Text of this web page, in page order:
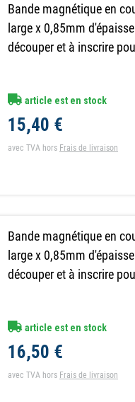
Bande magnétique en
large x 0,85mm
découper et à inscrire
article est en stock
15,40 €
avec TVA hors Frais de livraison
Bande magnétique en
large x 0,85mm
découper et à inscrire
article est en stock
16,50 €
avec TVA hors Frais de livraison